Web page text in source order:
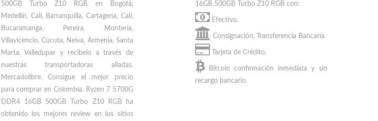
500GB Turbo Z10 RGB en Bogotá,
Medellín, Cali, Barranquilla, Cartagena, Cali,
Bucaramanga, Pereira, Monteria,
Villavicencio, Cúcuta, Neiva, Armenia, Santa
Marta, Valledupar y recibelo a través de
nuestras transportadoras aliadas.
Mercadolibre. Consigue el mejor precio
paracomprar en Colombia. Ryzen 7 5700G
DDR4 16GB 500GB Turbo Z10 RGB ha
obtenido los mejores review en los sitios
16GB 500GB Turbo Z10 RGB con:
Efectivo.
Consignación, Transferencia Bancaria.
Tarjeta de Crédito.
Bitcoin confirmación inmediata y sin
recargo bancario.